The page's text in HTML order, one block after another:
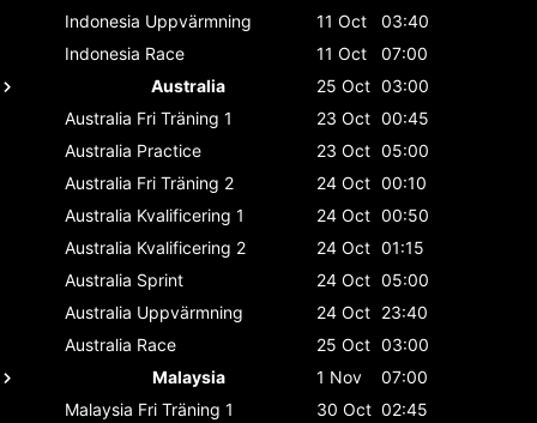
Indonesia Uppvärmning 11 Oct
03:40
Indonesia Race 11 Oct
07:00
Australia
25 Oct 03:00
Australia Fri Träning 1 23 Oct 00:45
Australia Practice 23 Oct 05:00
Australia Fri Träning 2 24 Oct 00:10
Australia Kvalificering 1 24 Oct 00:50
Australia Kvalificering 2 24 Oct 01:15
Australia Sprint 24 Oct 05:00
Australia Uppvärmning 24 Oct 23:40
Australia Race 25 Oct 03:00
Malaysia
1 Nov
07:00
Malaysia Fri Träning 1 30 Oct 02:45